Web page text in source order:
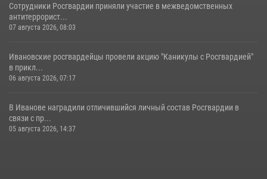
Сотрудники Росгвардии приняли участие в межведомственных
антитеррорист...
07 августа 2026, 08:03
Ивановские росгвардейцы провели акцию "Каникулы с Росгвардией"
в прикл...
06 августа 2026, 07:17
В Иванове наградили отличившийся личный состав Росгвардии в
связи с пр...
05 августа 2026, 14:37